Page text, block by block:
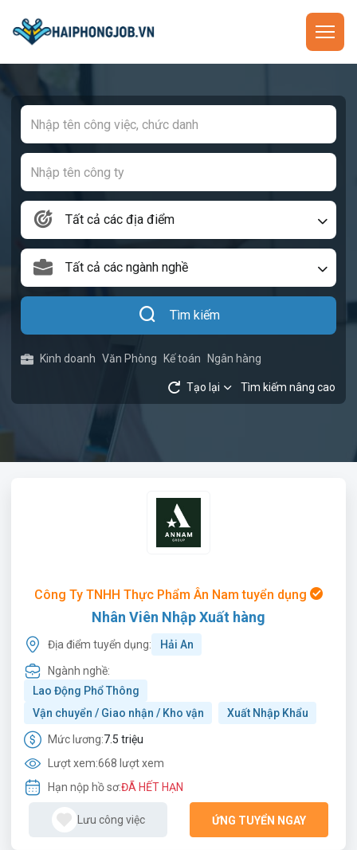
Tất cả các địa điểm
Tất cả các ngành nghề
Tìm kiếm
Kinh doanh Văn Phòng Kế toán Ngân hàng
Tạo lại Tìm kiếm nâng cao
Công Ty TNHH Thực Phẩm Ân Nam tuyển dụng
Nhân Viên Nhập Xuất hàng
Địa điểm tuyển dụng: Hải An
Ngành nghề:
Lao Động Phổ Thông
Vận chuyển / Giao nhận / Kho vận
Xuất Nhập Khẩu
Mức lương:7.5 triệu
Lượt xem:668 lượt xem
Hạn nộp hồ sơ:ĐÃ HẾT HẠN
Lưu công việc ỨNG TUYỂN NGAY